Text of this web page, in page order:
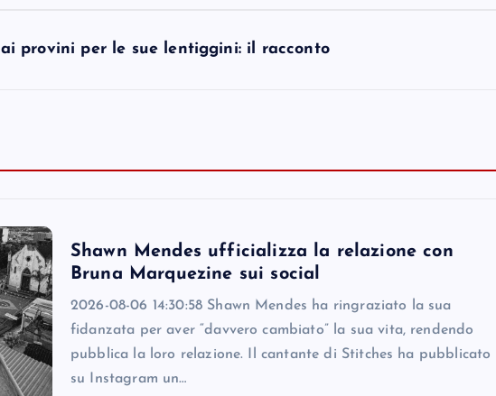
provini per le sue lentiggini: il racconto
Shawn Mendes ufficializza la relazione con
Bruna Marquezine sui social
2026-08-06 14:30:58 Shawn Mendes ha ringraziato la sua
fidanzata per aver “davvero cambiato” la sua vita, rendendo
pubblica la loro relazione. Il cantante di Stitches ha pubblicato
su Instagram un…